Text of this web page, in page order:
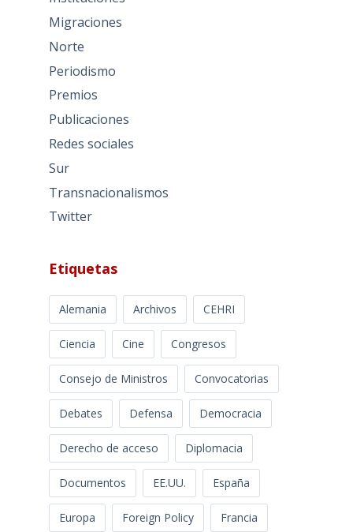
Migraciones
Norte
Periodismo
Premios
Publicaciones
Redes sociales
Sur
Transnacionalismos
Twitter
Etiquetas
Alemania Archivos CEHRI
Ciencia Cine Congresos
Consejo de Ministros Convocatorias
Debates Defensa Democracia
Derecho de acceso Diplomacia
Documentos EE.UU. España
Europa Foreign Policy Francia